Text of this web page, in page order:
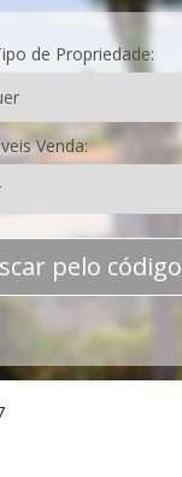
de Propriedade:
Venda:
pelo código